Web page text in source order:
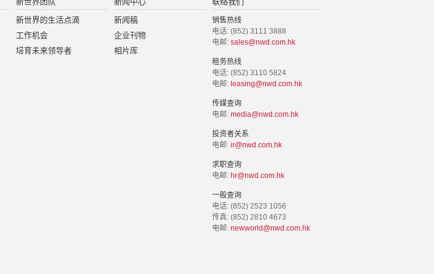
新世界的生活点滴
工作机会
培育未来领导者
新闻稿
企业刊物
相片库
销售热线
电话: (852) 3111 3888
电邮: sales@nwd.com.hk
租务热线
电话: (852) 3110 5824
电邮: leasing@nwd.com.hk
传媒查询
电邮: media@nwd.com.hk
投资者关系
电邮: ir@nwd.com.hk
求职查询
电邮: hr@nwd.com.hk
一般查询
电话: (852) 2523 1056
传真: (852) 2810 4673
电邮: newworld@nwd.com.hk